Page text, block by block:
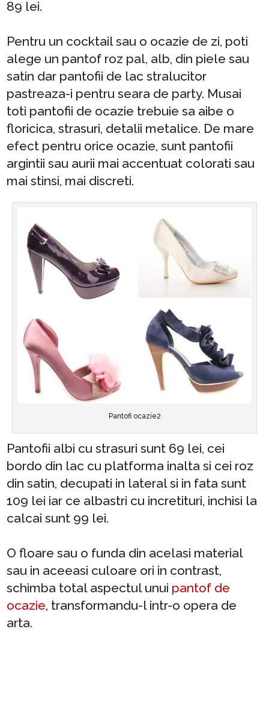
89 lei.
Pentru un cocktail sau o ocazie de zi, poti
alege un pantof roz pal, alb, din piele sau
satin dar pantofii de lac stralucitor
pastreaza-i pentru seara de party. Musai
toti pantofii de ocazie trebuie sa aibe o
floricica, strasuri, detalii metalice. De mare
efect pentru orice ocazie, sunt pantofii
argintii sau aurii mai accentuat colorati sau
mai stinsi, mai discreti.
Pantofi ocazie2
Pantofii albi cu strasuri sunt 69 lei, cei
bordo din lac cu platforma inalta si cei roz
din satin, decupati in lateral si in fata sunt
109 lei iar ce albastri cu incretituri, inchisi la
calcai sunt 99 lei.
O floare sau o funda din acelasi material
sau in aceeasi culoare ori in contrast,
schimba total aspectul unui pantof de
ocazie, transformandu-l intr-o opera de
arta.